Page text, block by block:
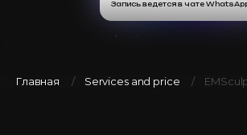
Запись ведется в чате
Главная Services and price